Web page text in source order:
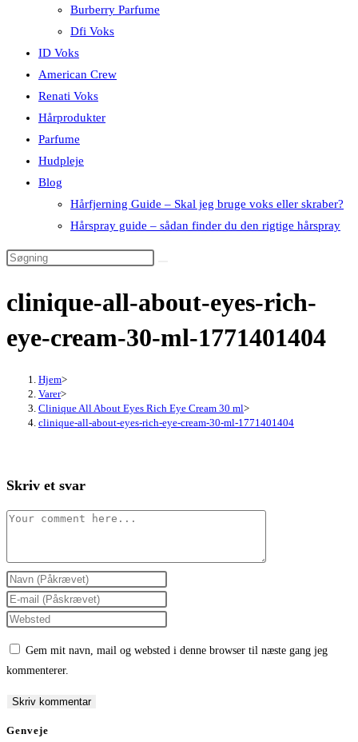
Burberry Parfume
Dfi Voks
ID Voks
American Crew
Renati Voks
Hårprodukter
Parfume
Hudpleje
Blog
Hårfjerning Guide – Skal jeg bruge voks eller skraber?
Hårspray guide – sådan finder du den rigtige hårspray
clinique-all-about-eyes-rich-
eye-cream-30-ml-1771401404
Hjem>
Varer>
Clinique All About Eyes Rich Eye Cream 30 ml>
clinique-all-about-eyes-rich-eye-cream-30-ml-1771401404
Skriv et svar
Comment
Enter
your
name
comment
Enter
your
comment
Enter
(optional)
Gem mit navn, mail og websted i denne browser til næste gang jeg
kommenterer.
Genveje